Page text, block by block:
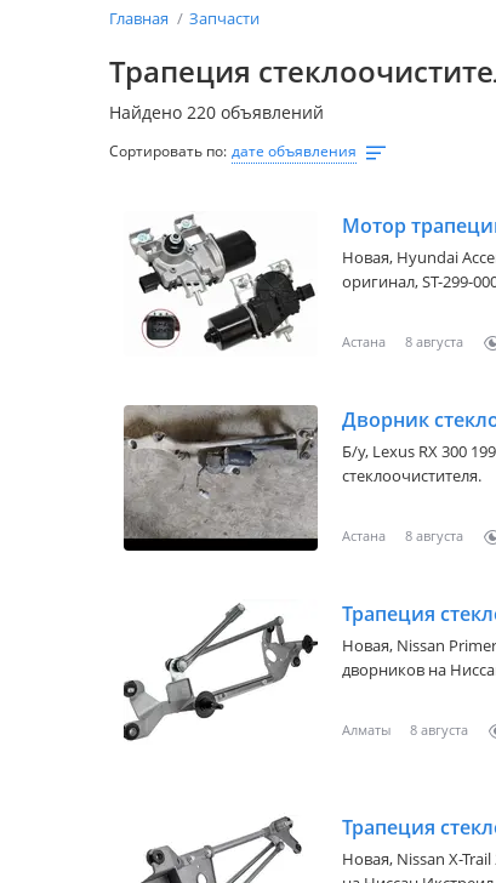
Главная Запчасти
Трапеция
Найдено 220 объявлений
Сортировать по: дате объявления
Новая, Hyundai
оригинал, ST-299-0002 Мотор трапеции
Астана 8 августа
Дворник
Б/y, Lexus RX 300
стеклоочистителя.
Астана 8 августа
Новая, Nissan
дворников на
Варшава. Запчасти,
также
продает оптом в
Алматы 8 августа
Новая, Nissan X-